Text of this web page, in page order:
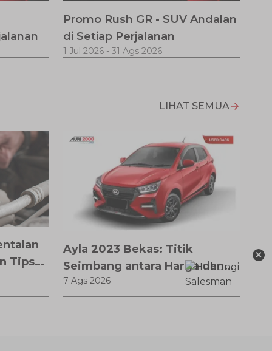
Promo Rush GR - SUV Andalan
di Setiap Perjalanan
1 Jul 2026 - 31 Ags 2026
LIHAT SEMUA
Tips
Ayla 2023 Bekas: Titik
Seimbang antara Harga dan
Pembaruan Teknologi
7 Ags 2026
×